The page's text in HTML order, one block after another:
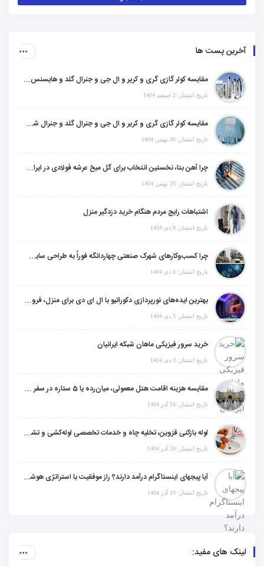
آخرین پست ها
مقایسه کولر گازی گری و کریر و ال جی و جنرال گلد و هایسنس و مدیا و اجنرال
تاریخ انتشار: 2 اسفند 1404
مقایسه کولر گازی گری و کریر و ال جی و جنرال گلد و جنرال شکار و سامسونگ و یونیوا
تاریخ انتشار: 26 بهمن 1404
چرا آهن بتا، نخستین انتخاب برای گل میخ عرشه فولادی در ایران است؟
تاریخ انتشار: 26 بهمن 1404
اشتباهات رایج مردم هنگام خرید دزدگیر منزل
تاریخ انتشار: 9 دی 1404
چرا کسب‌وکارهای شهرک صنعتی چهاردانگه فوراً به طراحی سایت نیاز دارند؟
تاریخ انتشار: 3 دی 1404
بهترین ایده‌های نورپردازی دکوراتیو با ال ای دی برای منزل، فروشگاه و دفتر کار
تاریخ انتشار: 3 دی 1404
خرید سرور فیزیکی ماهان شبکه ایرانیان
تاریخ انتشار: 3 دی 1404
مقایسه هزینه اقامت هتل معمولی، میان‌رده یا 5 ستاره در سفر زیارتی عراق
تاریخ انتشار: 24 آذر 1404
لوله بازکنی قزوین، تخلیه چاه و خدمات تخصصی لوله‌کشی و تشخیص ترکیدگی
تاریخ انتشار: 24 آذر 1404
آیا پیجهای اینستاگرام درآمد دارند؟ راز موفقیت با استراتژی هوشمندانه
تاریخ انتشار: 19 آذر 1404
لینک های مفید: